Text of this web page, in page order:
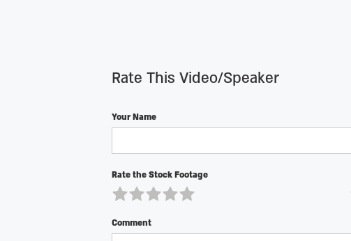
Rate This Video/Speaker
Your Name
Rate the Stock Footage
Comment